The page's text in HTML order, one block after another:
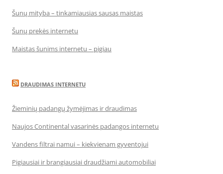
Šunų mityba – tinkamiausias sausas maistas
Šunų prekės internetu
Maistas šunims internetu – pigiau
DRAUDIMAS INTERNETU
Žieminių padangų žymėjimas ir draudimas
Naujos Continental vasarinės padangos internetu
Vandens filtrai namui – kiekvienam gyventojui
Pigiausiai ir brangiausiai draudžiami automobiliai